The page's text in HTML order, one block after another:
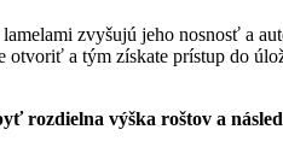
zvyšujú jeho nosnosť a
a tým získate prístup do
rozdielna výška roštov a